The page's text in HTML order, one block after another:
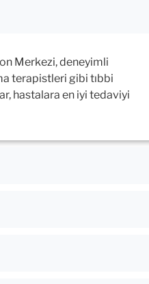
Merkezi, deneyimli
terapistleri gibi tıbbi
hastalara en iyi tedaviyi